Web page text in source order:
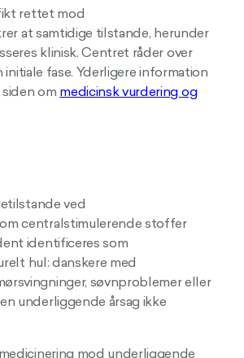
rettet mod
at samtidige tilstande, herunder
klinisk. Centret råder over
fase. Yderligere information
om medicinsk vurdering og
ved
centralstimulerende stoffer
identificeres som
hul: danskere med
søvnproblemer eller
underliggende årsag ikke
mod underliggende